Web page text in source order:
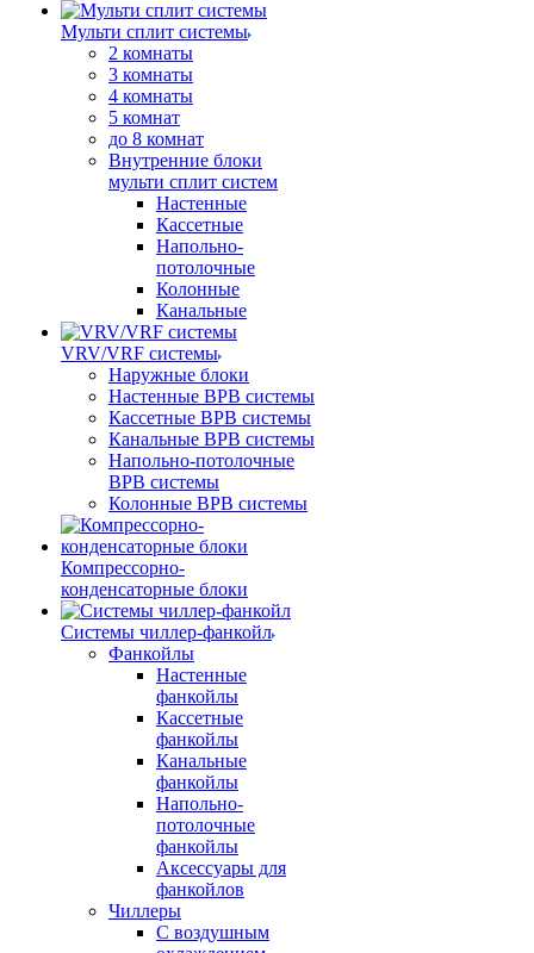
Мульти сплит системы
2 комнаты
3 комнаты
4 комнаты
5 комнат
до 8 комнат
Внутренние блоки
мульти сплит систем
Настенные
Кассетные
Напольно-
потолочные
Колонные
Канальные
VRV/VRF системы
Наружные блоки
Настенные ВРВ системы
Кассетные ВРВ системы
Канальные ВРВ системы
Напольно-потолочные
ВРВ системы
Колонные ВРВ системы
Компрессорно-
конденсаторные блоки
Системы чиллер-фанкойл
Фанкойлы
Настенные
фанкойлы
Кассетные
фанкойлы
Канальные
фанкойлы
Напольно-
потолочные
фанкойлы
Аксессуары для
фанкойлов
Чиллеры
С воздушным